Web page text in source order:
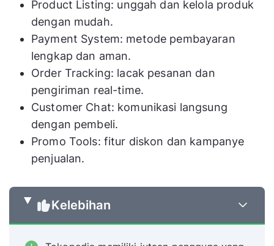
Shopify
Mandiri
(SaaS)
Shopify App
hosting &
SSL gratis
Sociolla
Marketplace
Kecantikan
SOCO
promo
bundling,
lengkap
Product Listing: unggah dan kelola produk
dengan mudah.
Payment System: metode pembayaran
lengkap dan aman.
Order Tracking: lacak pesanan dan
pengiriman real-time.
Customer Chat: komunikasi langsung
dengan pembeli.
Promo Tools: fitur diskon dan kampanye
penjualan.
Kelebihan